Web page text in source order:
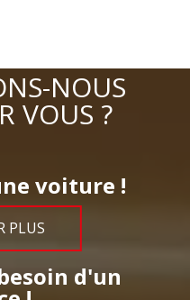
NOUS
VOUS ?
voiture !
PLUS
d'un